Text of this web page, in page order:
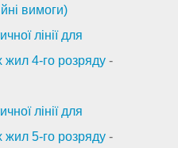
вимоги)
лінії для
жил 4-го розряду -
лінії для
жил 5-го розряду -